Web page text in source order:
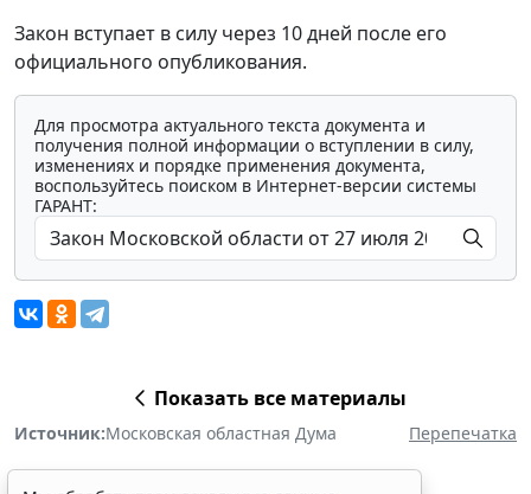
Закон вступает в силу через 10 дней после его
официального опубликования.
Для просмотра актуального текста документа и
получения полной информации о вступлении в силу,
изменениях и порядке применения документа,
воспользуйтесь поиском в Интернет-версии системы
ГАРАНТ:
Показать все материалы
Источник:Московская областная Дума Перепечатка